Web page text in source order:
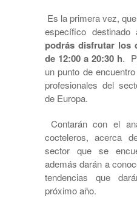
Es la primera vez,
específico
podrás disfrutar los
de 12:00 a 20:30 h.
un punto de
profesionales del
de Europa.
Contarán con el
cocteleros, acerca
sector que se
además darán a
tendencias que
próximo año.